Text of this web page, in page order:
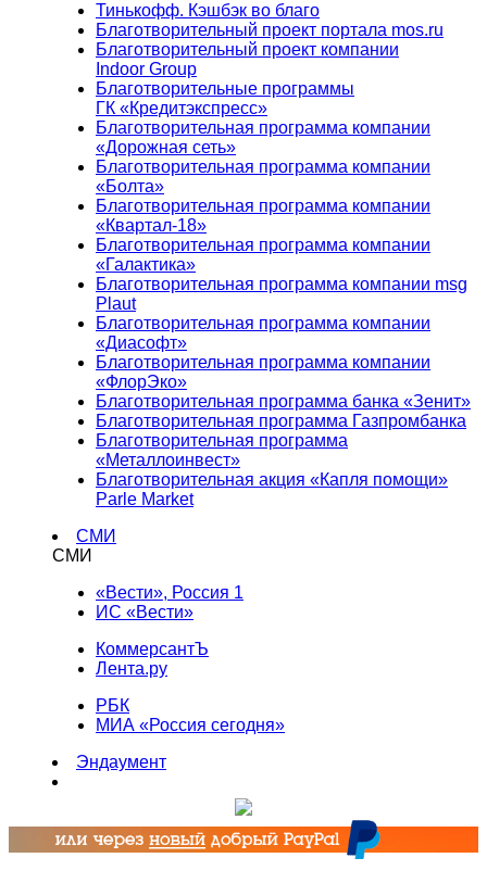
Тинькофф. Кэшбэк во благо
Благотворительный проект портала mos.ru
Благотворительный проект компании
Indoor Group
Благотворительные программы
ГК «Кредитэкспресс»
Благотворительная программа компании
«Дорожная сеть»
Благотворительная программа компании
«Болта»
Благотворительная программа компании
«Квартал-18»
Благотворительная программа компании
«Галактика»
Благотворительная программа компании msg
Plaut
Благотворительная программа компании
«Диасофт»
Благотворительная программа компании
«ФлорЭко»
Благотворительная программа банка «Зенит»
Благотворительная программа Газпромбанка
Благотворительная программа
«Металлоинвест»
Благотворительная акция «Капля помощи»
Parle Market
СМИ
СМИ
«Вести», Россия 1
ИС «Вести»
КоммерсантЪ
Лента.ру
РБК
МИА «Россия сегодня»
Эндаумент